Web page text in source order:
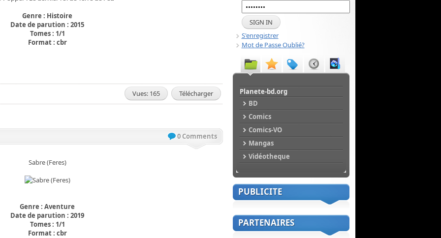
Genre : Histoire
Date de parution : 2015
Tomes : 1/1
Format : cbr
Vues: 165 Télécharger
0 Comments
Sabre (Feres)
Genre : Aventure
Date de parution : 2019
Tomes : 1/1
Format : cbr
S'enregistrer
Mot de Passe Oublié?
Planete-bd.org
BD
Comics
Comics-VO
Mangas
Vidéotheque
PUBLICITE
PARTENAIRES